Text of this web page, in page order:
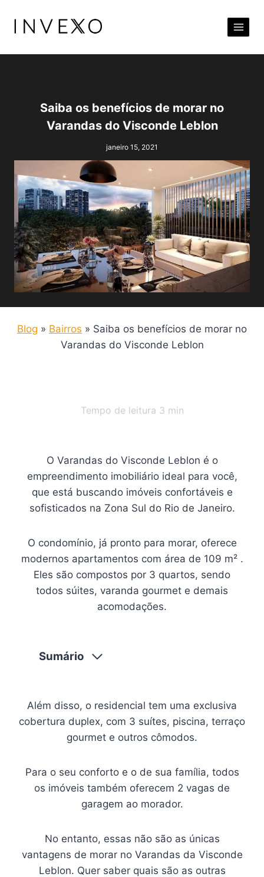
para
Conteúdo
Saiba os benefícios de morar no
Varandas do Visconde Leblon
janeiro 15, 2021
Blog » Bairros » Saiba os benefícios de morar no
Varandas do Visconde Leblon
Tempo de leitura 3 min
O Varandas do Visconde Leblon é o
empreendimento imobiliário ideal para você,
que está buscando imóveis confortáveis e
sofisticados na Zona Sul do Rio de Janeiro.
O condomínio, já pronto para morar, oferece
modernos apartamentos com área de 109 m² .
Eles são compostos por 3 quartos, sendo
todos súites, varanda gourmet e demais
acomodações.
Sumário
Além disso, o residencial tem uma exclusiva
cobertura duplex, com 3 suítes, piscina, terraço
gourmet e outros cômodos.
Para o seu conforto e o de sua família, todos
os imóveis também oferecem 2 vagas de
garagem ao morador.
No entanto, essas não são as únicas
vantagens de morar no Varandas da Visconde
Leblon. Quer saber quais são as outras